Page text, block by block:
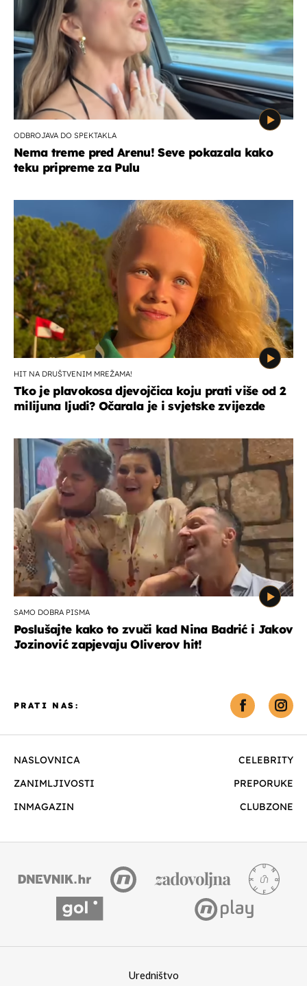
ODBROJAVA DO SPEKTAKLA
Nema treme pred Arenu! Seve pokazala kako
teku pripreme za Pulu
HIT NA DRUŠTVENIM MREŽAMA!
Tko je plavokosa djevojčica koju prati više od 2
milijuna ljudi? Očarala je i svjetske zvijezde
SAMO DOBRA PISMA
Poslušajte kako to zvuči kad Nina Badrić i Jakov
Jozinović zapjevaju Oliverov hit!
NASLOVNICA
CELEBRITY
ZANIMLJIVOSTI
PREPORUKE
INMAGAZIN
CLUBZONE
PRATI NAS:
Uredništvo